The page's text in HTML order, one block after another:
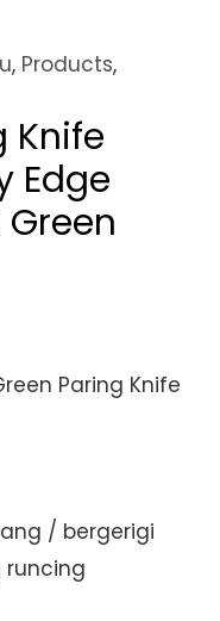
, Products,
Knife
Edge
Paring Knife
/ bergerigi
runcing